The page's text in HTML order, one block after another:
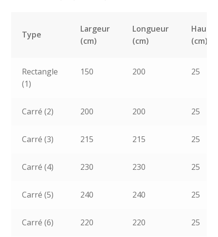
Type
Largeur
(cm)
Longueur
(cm)
(cm)
Rectangle
(1)
150 200 25
Carré (2) 200 200 25
Carré (3) 215 215 25
Carré (4) 230 230 25
Carré (5) 240 240 25
Carré (6) 220 220 25